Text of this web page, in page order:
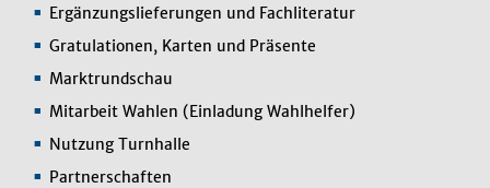
Ergänzungslieferungen und Fachliteratur
Gratulationen, Karten und Präsente
Marktrundschau
Mitarbeit Wahlen (Einladung Wahlhelfer)
Nutzung Turnhalle
Partnerschaften